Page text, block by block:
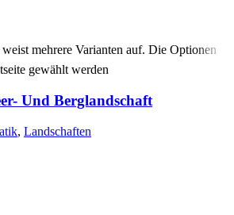
mehrere Varianten auf. Die Optionen
gewählt werden
Und Berglandschaft
, Landschaften